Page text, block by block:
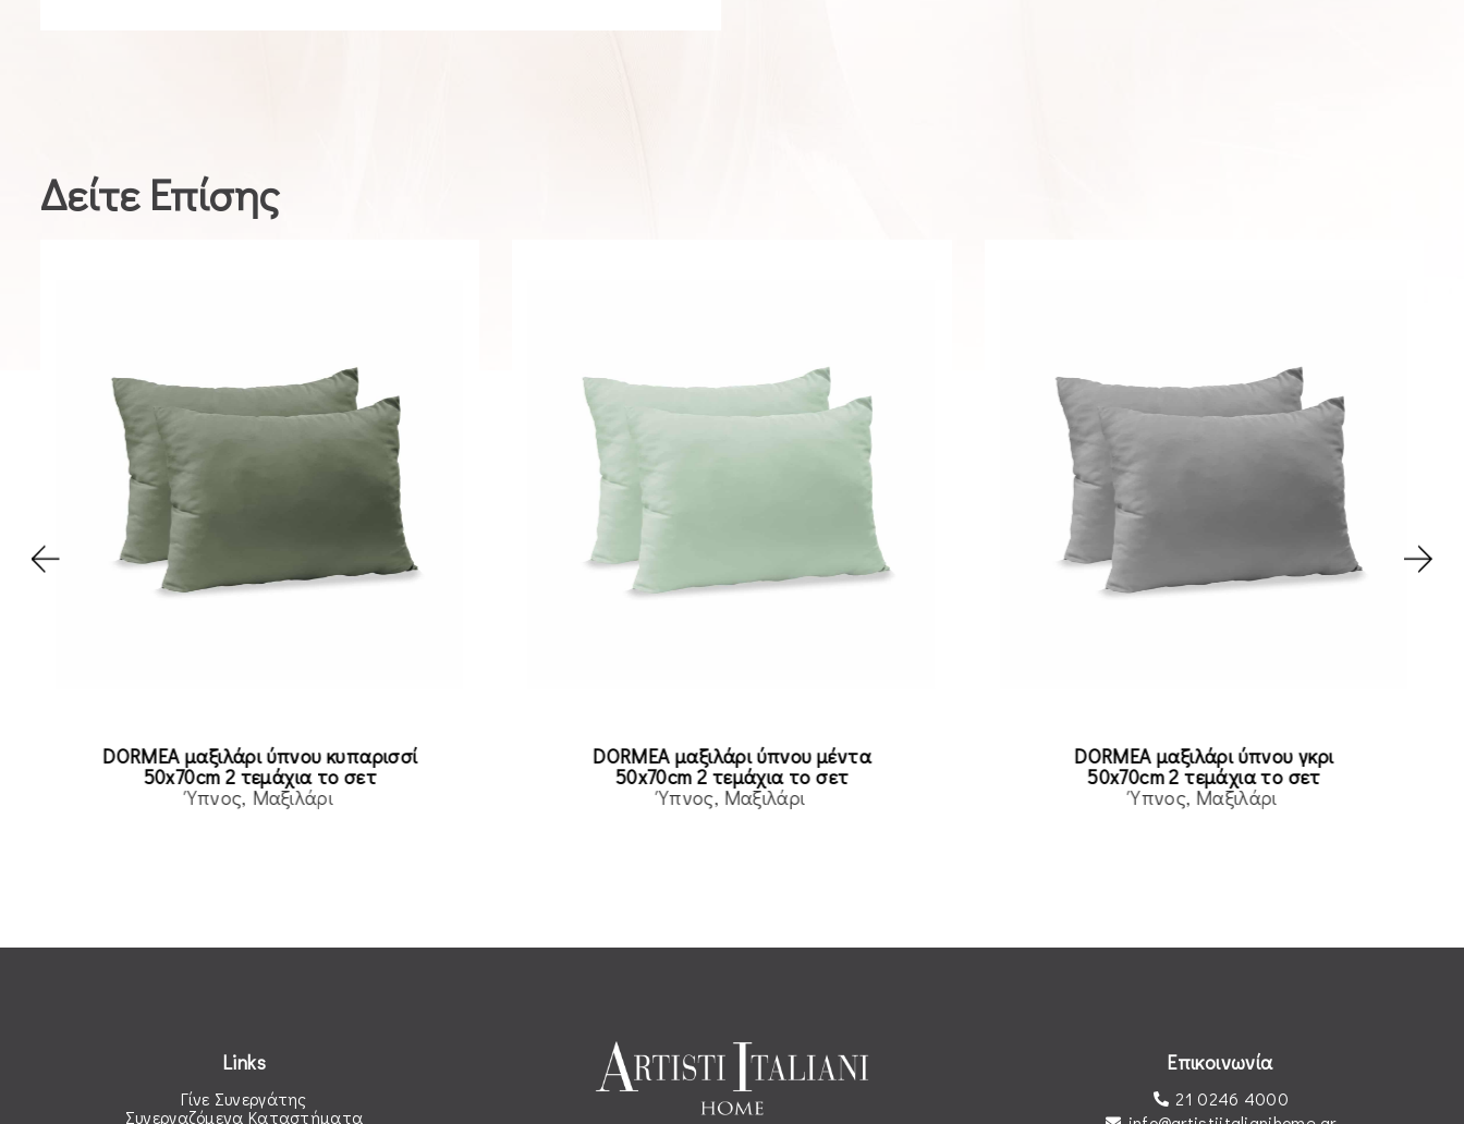
Δείτε Επίσης
DORMEA μαξιλάρι ύπνου κυπαρισσί
50x70cm 2 τεμάχια το σετ
Ύπνος Μαξιλάρι
DORMEA μαξιλάρι ύπνου μέντα
50x70cm 2 τεμάχια το σετ
Ύπνος Μαξιλάρι
DORMEA μαξιλάρι ύπνου γκρι
50x70cm 2 τεμάχια το σετ
Ύπνος Μαξιλάρι
Links
Γίνε Συνεργάτης
Συνεργαζόμενα Καταστήματα
Επικοινωνία
21 0246 4000